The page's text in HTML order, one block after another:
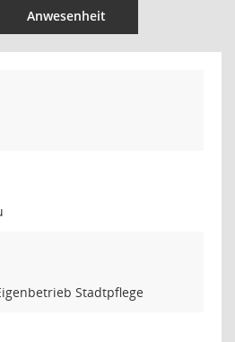
Anwesenheit
Stadtpflege